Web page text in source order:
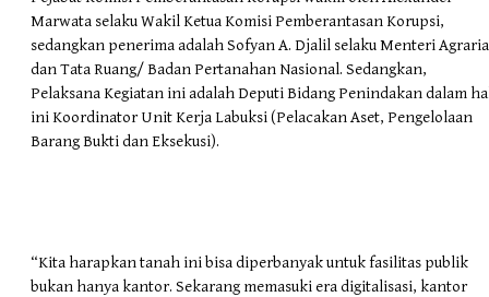
Marwata selaku Wakil Ketua Komisi Pemberantasan Korupsi,
sedangkan penerima adalah Sofyan A. Djalil selaku Menteri Agraria
dan Tata Ruang/ Badan Pertanahan Nasional. Sedangkan,
Pelaksana Kegiatan ini adalah Deputi Bidang Penindakan dalam
ini Koordinator Unit Kerja Labuksi (Pelacakan Aset, Pengelolaan
Barang Bukti dan Eksekusi).
“Kita harapkan tanah ini bisa diperbanyak untuk fasilitas publik
bukan hanya kantor. Sekarang memasuki era digitalisasi, kantor